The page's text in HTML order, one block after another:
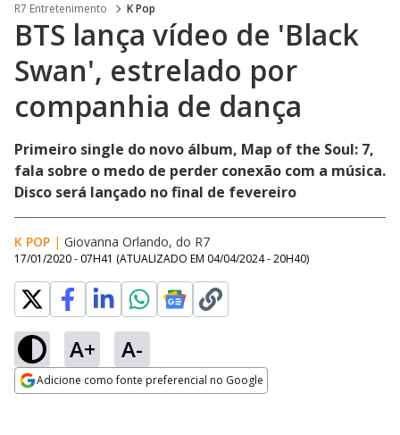
R7 Entretenimento K Pop
BTS lança vídeo de 'Black
Swan', estrelado por
companhia de dança
Primeiro single do novo álbum, Map of the Soul: 7,
fala sobre o medo de perder conexão com a música.
Disco será lançado no final de fevereiro
K POP | Giovanna Orlando, do R7
17/01/2020 - 07H41 (ATUALIZADO EM 04/04/2024 - 20H40)
A+ A-
Adicione como fonte preferencial no Google